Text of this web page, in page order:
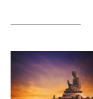
h
f
o
r